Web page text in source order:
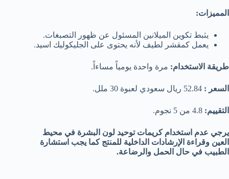
المميزات:
يثبط تكوين الميلانين المسئول عن ظهور التصبغات.
يعمل كمقشر لطيف لأنه يحتوى على الجليكوليك اسيد.
طريقة الاستخدام: مرة واحدة يومياً مساءاً.
السعر :
التقييم: 4.8 من 5 نجوم.
يرجي عدم استخدام كريمات توحيد لون البشرة في محيط
العين وقراءة الإرشادات الداخلية للمنتج كما يجب استشارة
الطبيب في حال الحمل والرضاعة.